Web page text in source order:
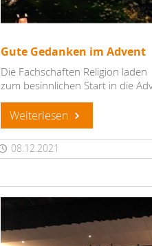
Gute Gedanken im Advent
Die Fachschaften Religion laden
zum besinnlichen Start in die
Weiterlesen
08.12.2021